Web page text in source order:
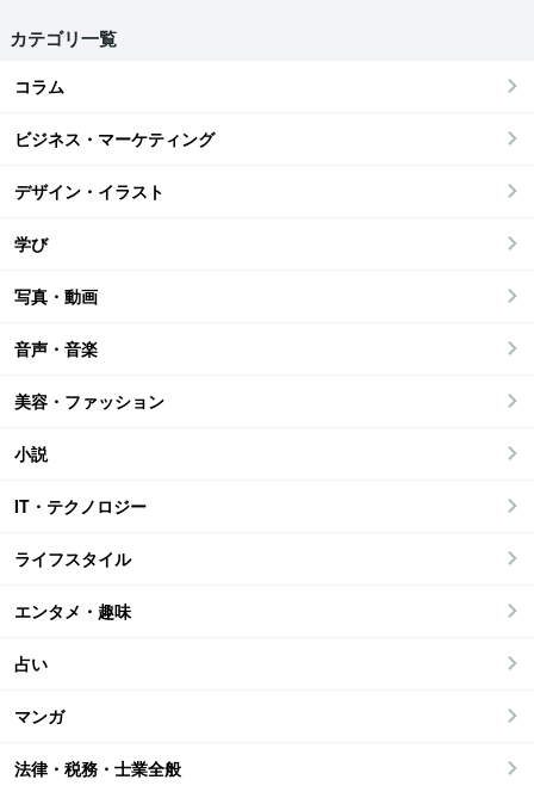
カテゴリ一覧
コラム
ビジネス・マーケティング
デザイン・イラスト
学び
写真・動画
音声・音楽
美容・ファッション
小説
IT・テクノロジー
ライフスタイル
エンタメ・趣味
占い
マンガ
法律・税務・士業全般